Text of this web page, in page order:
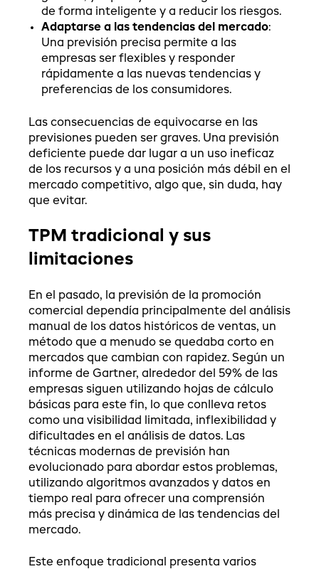
de forma inteligente y a reducir los riesgos.
Adaptarse a las tendencias del mercado:
Una previsión precisa permite a las
empresas ser flexibles y responder
rápidamente a las nuevas tendencias y
preferencias de los consumidores.
Las consecuencias de equivocarse en las
previsiones pueden ser graves. Una previsión
deficiente puede dar lugar a un uso ineficaz
de los recursos y a una posición más débil en el
mercado competitivo, algo que, sin duda, hay
que evitar.
TPM tradicional y sus
limitaciones
En el pasado, la previsión de la promoción
comercial dependía principalmente del análisis
manual de los datos históricos de ventas, un
método que a menudo se quedaba corto en
mercados que cambian con rapidez. Según un
informe de Gartner, alrededor del 59% de las
empresas siguen utilizando hojas de cálculo
básicas para este fin, lo que conlleva retos
como una visibilidad limitada, inflexibilidad y
dificultades en el análisis de datos. Las
técnicas modernas de previsión han
evolucionado para abordar estos problemas,
utilizando algoritmos avanzados y datos en
tiempo real para ofrecer una comprensión
más precisa y dinámica de las tendencias del
mercado.
Este enfoque tradicional presenta varios